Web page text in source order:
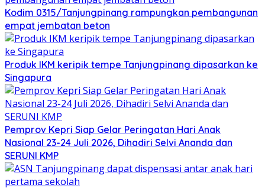
Kodim 0315/Tanjungpinang rampungkan pembangunan
empat jembatan beton
Produk IKM keripik tempe Tanjungpinang dipasarkan ke
Singapura
Pemprov Kepri Siap Gelar Peringatan Hari Anak
Nasional 23-24 Juli 2026, Dihadiri Selvi Ananda dan
SERUNI KMP